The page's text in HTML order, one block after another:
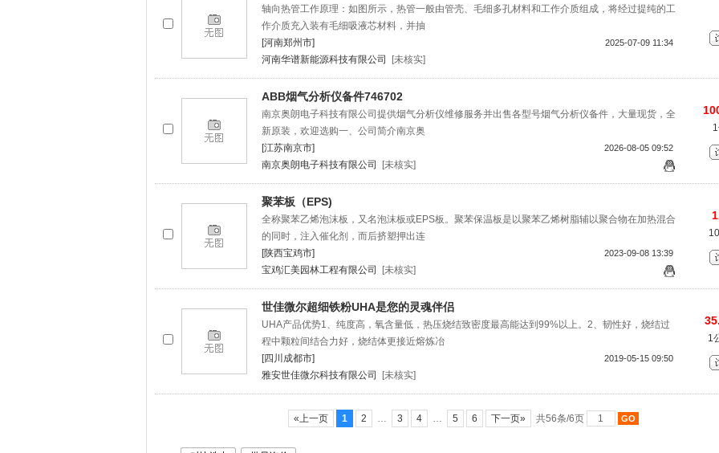
轴向热管工作原理：如图所示，热管一般由管壳、毛细多孔材料和工作介质组成，将经过提纯的工
作介质充入装有毛细吸液芯材料，并抽
2025-07-09 11:34
[河南郑州市]
河南华谱新能源科技有限公司
[未核实]
ABB烟气分析仪备件746702
南京奥朗电子科技有限公司提供烟气分析仪维修服务并出售各型号烟气分析仪备件，大量现货，全
新原装，欢迎选购一、公司简介南京奥
2026-08-05 09:52
[江苏南京市]
南京奥朗电子科技有限公司
[未核实]
聚苯板（EPS)
全称聚苯乙烯泡沫板，又名泡沫板或EPS板。聚苯保温板是以聚苯乙烯树脂辅以聚合物在加热混合
的同时，注入催化剂，而后挤塑押出连
2023-09-08 13:39
[陕西宝鸡市]
宝鸡汇美园林工程有限公司
[未核实]
世佳微尔超细铁粉UHA是您的灵魂伴侣
UHA产品优势1、纯度高，氧含量低，热压烧结致密度最高能达到99%以上。2、韧性好，烧结过
程中颗粒间结合力好，烧结体更接近熔炼冶
2019-05-15 09:50
[四川成都市]
雅安世佳微尔科技有限公司
[未核实]
1
«上一页 1 2 … 3 4 … 5 6 下一页» 共56条/6页